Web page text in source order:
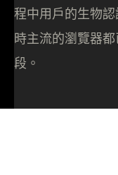
程中用戶的生物
時主流的瀏覽器
段。